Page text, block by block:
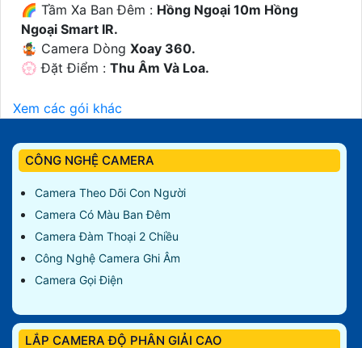
🌈 Tầm Xa Ban Đêm : Hồng Ngoại 10m Hồng
Ngoại Smart IR.
🤹 Camera Dòng Xoay 360.
️💮 Đặt Điểm : Thu Âm Và Loa.
Xem các gói khác
CÔNG NGHỆ CAMERA
Camera Theo Dõi Con Người
Camera Có Màu Ban Đêm
Camera Đàm Thoại 2 Chiều
Công Nghệ Camera Ghi Âm
Camera Gọi Điện
LẮP CAMERA ĐỘ PHÂN GIẢI CAO